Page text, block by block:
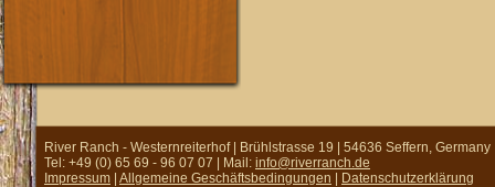
River Ranch - Westernreiterhof | Brühlstrasse 19 | 54636 Seffern, Germany
Tel: +49 (0) 65 69 - 96 07 07 | Mail: info@riverranch.de
Impressum Allgemeine Geschäftsbedingungen Datenschutzerklärung